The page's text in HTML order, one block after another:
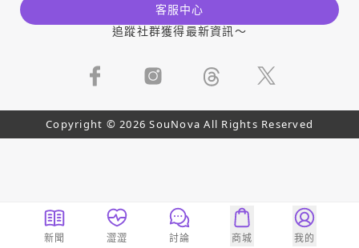
客服中心
追蹤社群獲得最新資訊～
Copyright © 2026 SouNova All Rights Reserved
新聞 澀澀 討論 商城 我的